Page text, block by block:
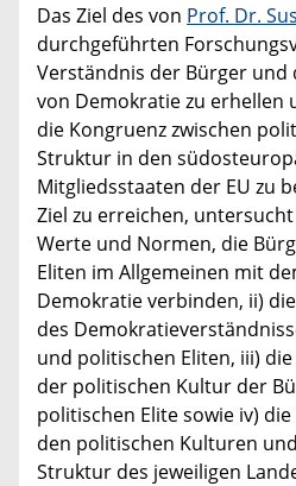
Das Ziel des von Prof. Dr.
durchgeführten
Verständnis der Bürger und
von Demokratie zu erhellen
die Kongruenz zwischen
Struktur in den
Mitgliedsstaaten der EU zu
Ziel zu erreichen,
Werte und Normen, die
Eliten im Allgemeinen mit
Demokratie verbinden, ii)
des
und politischen Eliten, iii)
der politischen Kultur der
politischen Elite sowie iv)
den politischen Kulturen
Struktur des jeweiligen